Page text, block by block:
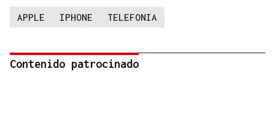
APPLE IPHONE TELEFONIA
Contenido patrocinado